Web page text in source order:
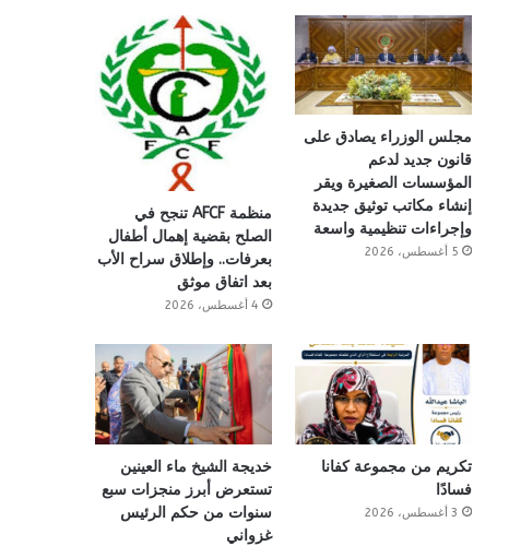
مجلس الوزراء يصادق على
قانون جديد لدعم
المؤسسات الصغيرة ويقر
إنشاء مكاتب توثيق جديدة
وإجراءات تنظيمية واسعة
5 أغسطس، 2026
منظمة AFCF تنجح في
الصلح بقضية إهمال أطفال
بعرفات.. وإطلاق سراح الأب
بعد اتفاق موثق
4 أغسطس، 2026
تكريم من مجموعة كفانا
فسادًا
3 أغسطس، 2026
خديجة الشيخ ماء العينين
تستعرض أبرز منجزات سبع
سنوات من حكم الرئيس
غزواني